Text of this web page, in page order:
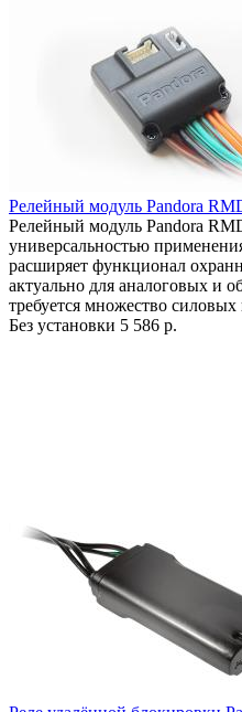
Релейный модуль Pandora
Релейный модуль Pandora
универсальностью
расширяет функционал
актуально для аналоговых и
требуется множество
Без установки 5 586 р.